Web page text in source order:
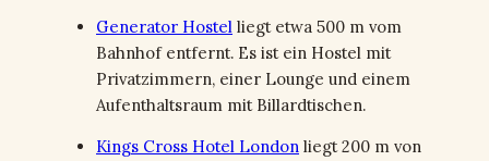
Generator Hostel liegt etwa 500 m vom
Bahnhof entfernt. Es ist ein Hostel mit
Privatzimmern, einer Lounge und einem
Aufenthaltsraum mit Billardtischen.
Kings Cross Hotel London liegt 200 m von